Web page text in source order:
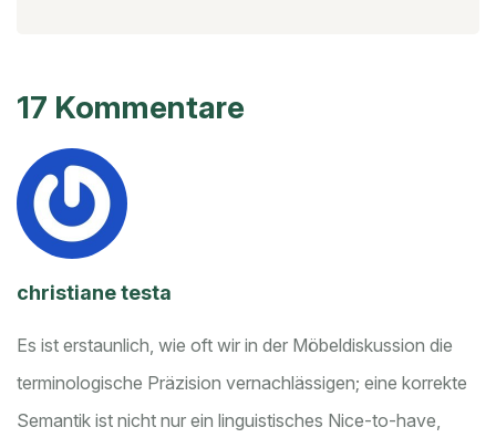
17 Kommentare
christiane testa
Es ist erstaunlich, wie oft wir in der Möbeldiskussion die
terminologische Präzision vernachlässigen; eine korrekte
Semantik ist nicht nur ein linguistisches Nice-to-have,